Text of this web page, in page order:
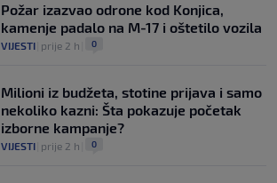
Požar izazvao odrone kod Konjica,
kamenje padalo na M-17 i oštetilo vozila
VIJESTI prije 2 h 0
Milioni iz budžeta, stotine prijava i samo
nekoliko kazni: Šta pokazuje početak
izborne kampanje?
VIJESTI prije 2 h 0